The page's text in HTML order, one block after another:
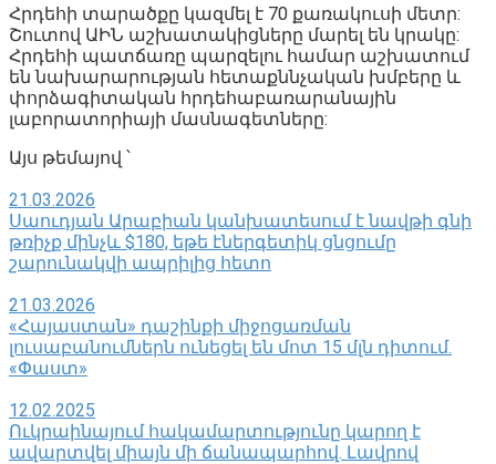
Հրդեհի տարածքը կազմել է 70 քառակուսի մետր:
Շուտով ԱԻՆ աշխատակիցները մարել են կրակը:
Հրդեհի պատճառը պարզելու համար աշխատում
են նախարարության հետաքննչական խմբերը և
փորձագիտական հրդեհաբառարանային
լաբորատորիայի մասնագետները:
Այս թեմայով ՝
21.03.2026
Սաուդյան Արաբիան կանխատեսում է նավթի գնի
թռիչք մինչև $180, եթե էներգետիկ ցնցումը
շարունակվի ապրիլից հետո
21.03.2026
«Հայաստան» դաշինքի միջոցառման
լուսաբանումներն ունեցել են մոտ 15 մլն դիտում.
«Փաստ»
12.02.2025
Ուկրաինայում հակամարտությունը կարող է
ավարտվել միայն մի ճանապարհով․ Լավրով